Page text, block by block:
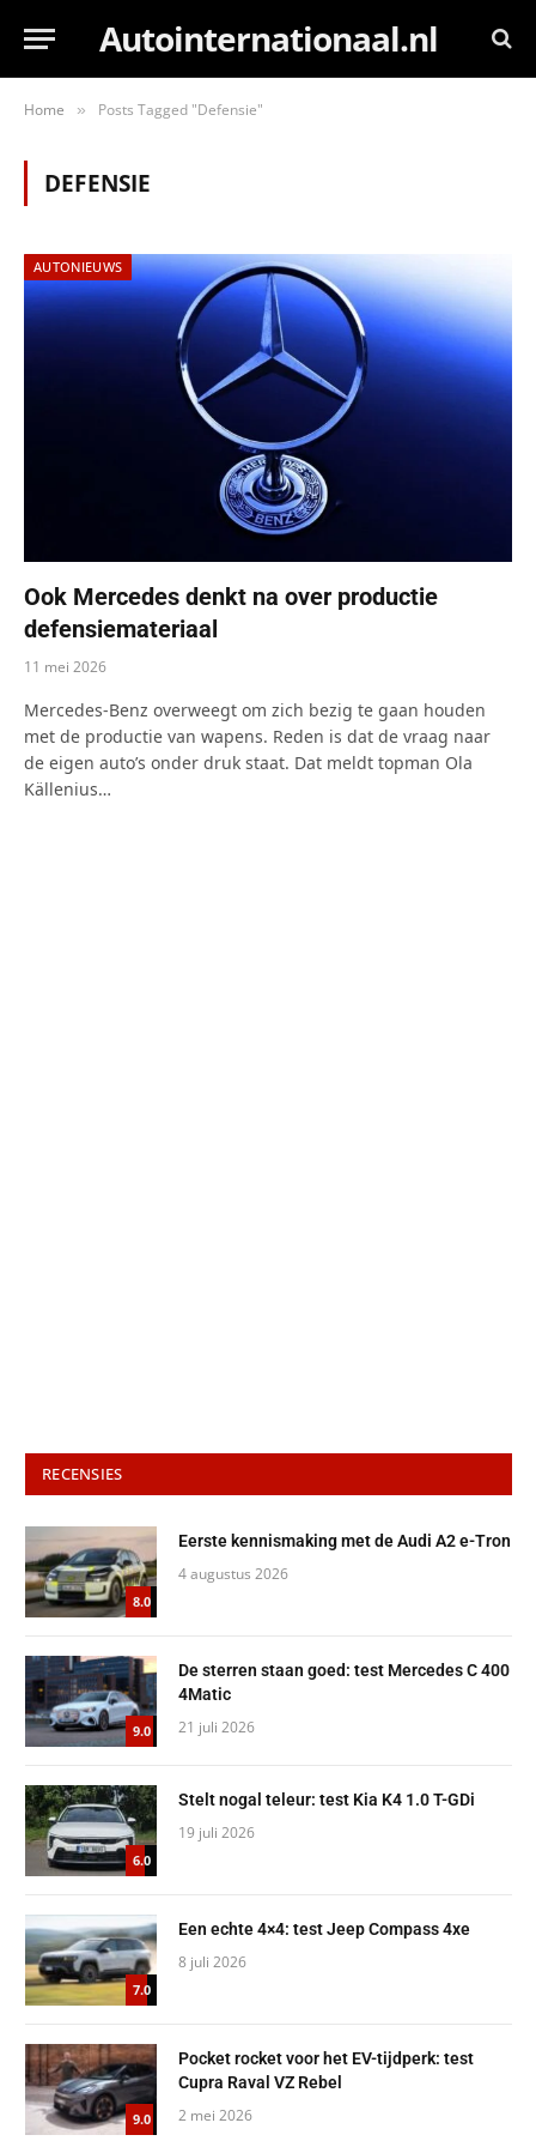
Autointernationaal.nl
Home » Posts Tagged "Defensie"
DEFENSIE
AUTONIEUWS
Ook Mercedes denkt na over productie
defensiemateriaal
11 mei 2026
Mercedes-Benz overweegt om zich bezig te gaan houden
met de productie van wapens. Reden is dat de vraag naar
de eigen auto’s onder druk staat. Dat meldt topman Ola
Källenius…
RECENSIES
8.0
Eerste kennismaking met de Audi A2 e-Tron
4 augustus 2026
9.0
De sterren staan goed: test Mercedes C 400
4Matic
21 juli 2026
6.0
Stelt nogal teleur: test Kia K4 1.0 T-GDi
19 juli 2026
7.0
Een echte 4×4: test Jeep Compass 4xe
8 juli 2026
9.0
Pocket rocket voor het EV-tijdperk: test
Cupra Raval VZ Rebel
2 mei 2026